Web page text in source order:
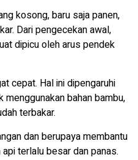
kosong, baru saja panen,
Dari pengecekan awal,
dipicu oleh arus pendek
cepat. Hal ini dipengaruhi
menggunakan bahan bambu,
terbakar.
dan berupaya membantu
terlalu besar dan panas.